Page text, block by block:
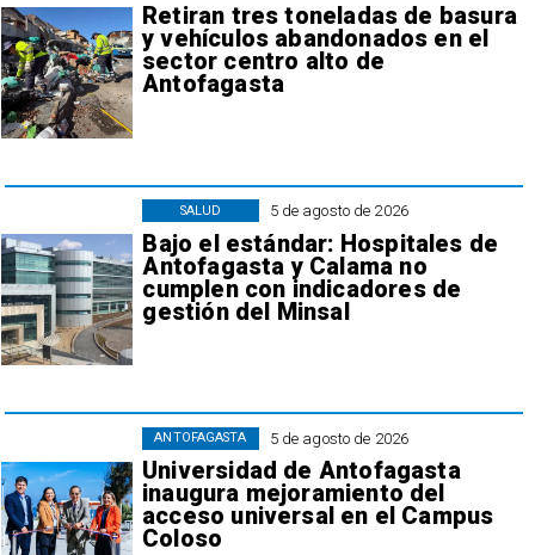
Retiran tres toneladas de basura
y vehículos abandonados en el
sector centro alto de
Antofagasta
5 de agosto de 2026
Bajo el estándar: Hospitales de
Antofagasta y Calama no
cumplen con indicadores de
gestión del Minsal
SALUD
5 de agosto de 2026
Universidad de Antofagasta
inaugura mejoramiento del
acceso universal en el Campus
Coloso
ANTOFAGASTA